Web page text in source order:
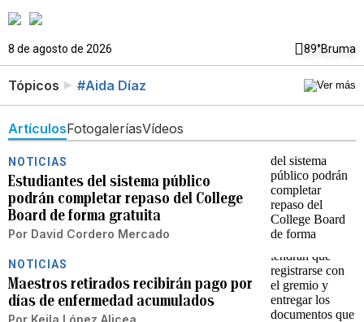
8 de agosto de 2026 89°Bruma
Tópicos #Aida Díaz
ArtículosFotogaleríasVídeos
NOTICIAS
Estudiantes del sistema público
podrán completar repaso del College
Board de forma gratuita
Por David Cordero Mercado
NOTICIAS
Maestros retirados recibirán pago por
días de enfermedad acumulados
Por Keila López Alicea